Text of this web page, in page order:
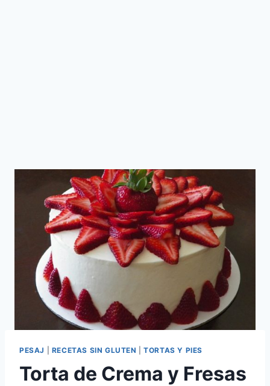
PESAJ RECETAS SIN GLUTEN |TORTAS Y PIES
Torta de Crema y Fresas